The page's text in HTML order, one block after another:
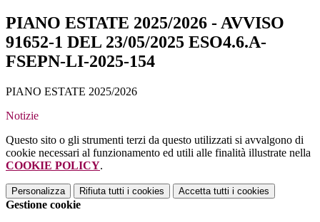
PIANO ESTATE 2025/2026 - AVVISO
91652-1 DEL 23/05/2025 ESO4.6.A-
FSEPN-LI-2025-154
PIANO ESTATE 2025/2026
Notizie
Questo sito o gli strumenti terzi da questo utilizzati si avvalgono di
cookie necessari al funzionamento ed utili alle finalità illustrate nella
COOKIE POLICY.
Personalizza Rifiuta tutti i cookies Accetta tutti i cookies
Gestione cookie